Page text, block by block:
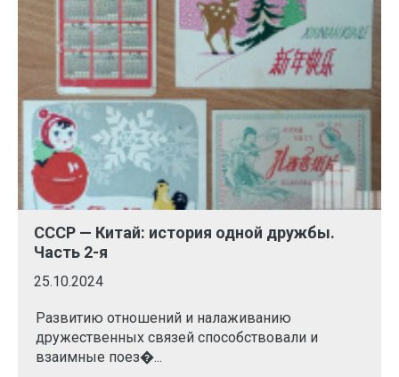
СССР — Китай: история одной дружбы.
Часть 2-я
25.10.2024
Развитию отношений и налаживанию
дружественных связей способствовали и
взаимные поез�...